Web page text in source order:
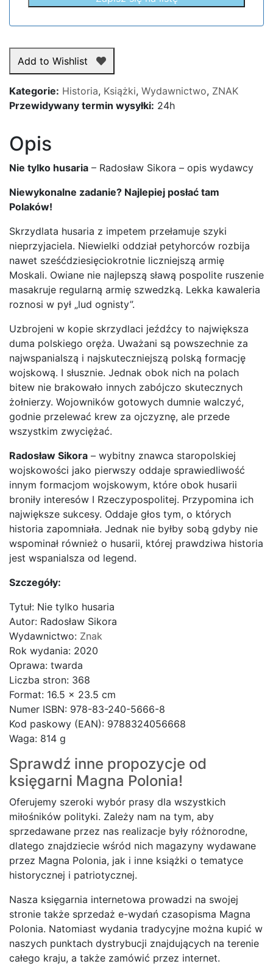
Add to Wishlist
Kategorie: Historia, Książki, Wydawnictwo, ZNAK
Przewidywany termin wysyłki: 24h
Opis
Nie tylko husaria – Radosław Sikora – opis wydawcy
Niewykonalne zadanie? Najlepiej posłać tam
Polaków!
Skrzydlata husaria z impetem przełamuje szyki
nieprzyjaciela. Niewielki oddział petyhorców rozbija
nawet sześćdziesięciokrotnie liczniejszą armię
Moskali. Owiane nie najlepszą sławą pospolite ruszenie
masakruje regularną armię szwedzką. Lekka kawaleria
roznosi w pył „lud ognisty”.
Uzbrojeni w kopie skrzydlaci jeźdźcy to największa
duma polskiego oręża. Uważani są powszechnie za
najwspanialszą i najskuteczniejszą polską formację
wojskową. I słusznie. Jednak obok nich na polach
bitew nie brakowało innych zabójczo skutecznych
żołnierzy. Wojowników gotowych dumnie walczyć,
godnie przelewać krew za ojczyznę, ale przede
wszystkim zwyciężać.
Radosław Sikora – wybitny znawca staropolskiej
wojskowości jako pierwszy oddaje sprawiedliwość
innym formacjom wojskowym, które obok husarii
broniły interesów I Rzeczypospolitej. Przypomina ich
największe sukcesy. Oddaje głos tym, o których
historia zapomniała. Jednak nie byłby sobą gdyby nie
wspominał również o husarii, której prawdziwa historia
jest wspanialsza od legend.
Szczegóły:
Tytuł: Nie tylko husaria
Autor: Radosław Sikora
Wydawnictwo: Znak
Rok wydania: 2020
Oprawa: twarda
Liczba stron: 368
Format: 16.5 x 23.5 cm
Numer ISBN: 978-83-240-5666-8
Kod paskowy (EAN): 9788324056668
Waga: 814 g
Sprawdź inne propozycje od
księgarni Magna Polonia!
Oferujemy szeroki wybór prasy dla wszystkich
miłośników polityki. Zależy nam na tym, aby
sprzedawane przez nas realizacje były różnorodne,
dlatego znajdziecie wśród nich magazyny wydawane
przez Magna Polonia, jak i inne książki o tematyce
historycznej i patriotycznej.
Nasza księgarnia internetowa prowadzi na swojej
stronie także sprzedaż e-wydań czasopisma Magna
Polonia. Natomiast wydania tradycyjne można kupić w
naszych punktach dystrybucji znajdujących na terenie
całego kraju, a także zamówić przez internet.